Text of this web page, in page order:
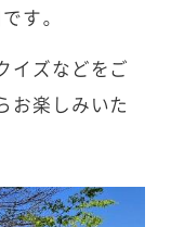
す。
イズなどをご
お楽しみいた